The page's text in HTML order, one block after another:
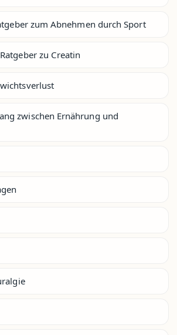
zum Abnehmen durch Sport
zu Creatin
zwischen Ernährung und